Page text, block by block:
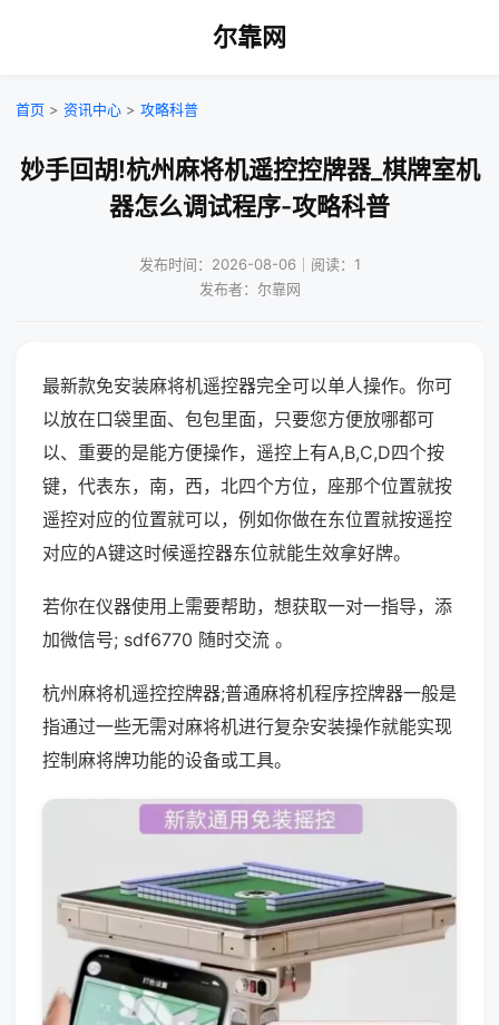
尔靠网
首页 > 资讯中心 > 攻略科普
妙手回胡!杭州麻将机遥控控牌器_棋牌室机
器怎么调试程序-攻略科普
发布时间：2026-08-06｜阅读：1
发布者：尔靠网
最新款免安装麻将机遥控器完全可以单人操作。你可
以放在口袋里面、包包里面，只要您方便放哪都可
以、重要的是能方便操作，遥控上有A,B,C,D四个按
键，代表东，南，西，北四个方位，座那个位置就按
遥控对应的位置就可以，例如你做在东位置就按遥控
对应的A键这时候遥控器东位就能生效拿好牌。
若你在仪器使用上需要帮助，想获取一对一指导，添
加微信号; sdf6770 随时交流 。
杭州麻将机遥控控牌器;普通麻将机程序控牌器一般是
指通过一些无需对麻将机进行复杂安装操作就能实现
控制麻将牌功能的设备或工具。